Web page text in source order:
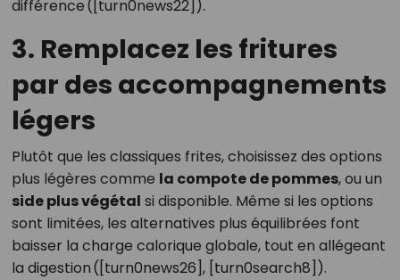
différence ([turn0news22]).
3. Remplacez les fritures
par des accompagnements
légers
Plutôt que les classiques frites, choisissez des options
plus légères comme la compote de pommes, ou un
side plus végétal si disponible. Même si les options
sont limitées, les alternatives plus équilibrées font
baisser la charge calorique globale, tout en allégeant
la digestion ([turn0news26], [turn0search8]).